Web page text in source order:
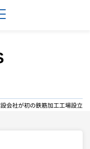
会社が初の鉄筋加工工場設立